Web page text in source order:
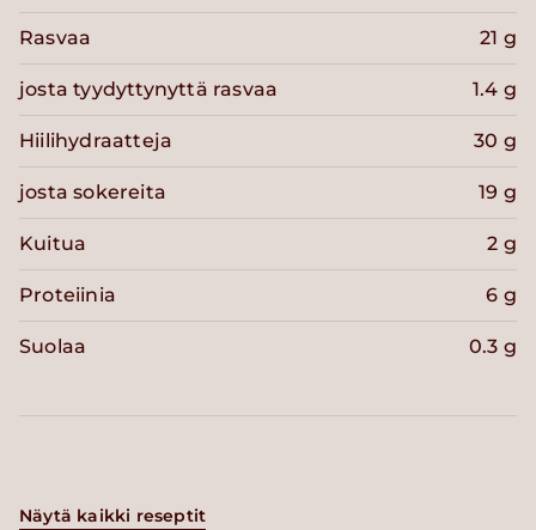
Rasvaa 21 g
josta tyydyttynyttä rasvaa 1.4 g
Hiilihydraatteja 30 g
josta sokereita 19 g
Kuitua 2 g
Proteiinia 6 g
Suolaa 0.3 g
Näytä kaikki reseptit